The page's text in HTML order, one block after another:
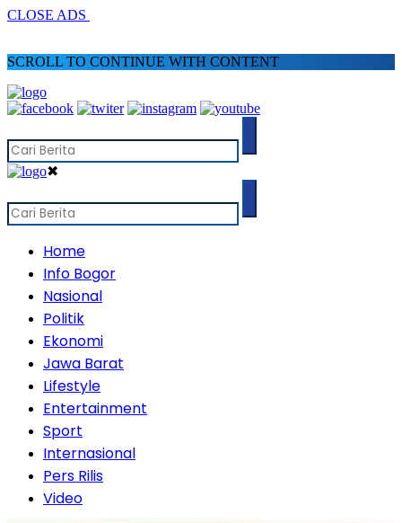
CLOSE ADS
SCROLL TO CONTINUE WITH CONTENT
✖
Home
Info Bogor
Nasional
Politik
Ekonomi
Jawa Barat
Lifestyle
Entertainment
Sport
Internasional
Pers Rilis
Video